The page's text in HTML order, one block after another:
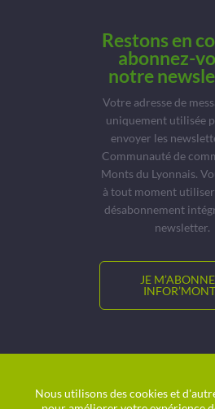
Restons en
abonnez-
notre
Votre adresse de
uniquement utilisée
envoyer les
Communauté de
Monts du Lyonnais.
à tout moment
désabonnement
newsletter.
JE
Location de
Nous utilisons des cookies et